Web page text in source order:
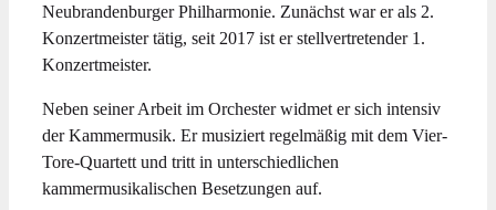
Neubrandenburger Philharmonie. Zunächst war er als 2.
Konzertmeister tätig, seit 2017 ist er stellvertretender 1.
Konzertmeister.
Neben seiner Arbeit im Orchester widmet er sich intensiv
der Kammermusik. Er musiziert regelmäßig mit dem Vier-
Tore-Quartett und tritt in unterschiedlichen
kammermusikalischen Besetzungen auf.